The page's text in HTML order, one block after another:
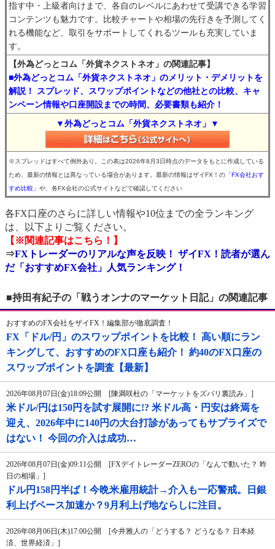
指す中・上級者向けまで、各自のレベルにあわせて受講できる学習
コンテンツも魅力です。比較チャートや相場の先行きを予測してく
れる機能など、取引をサポートしてくれるツールも充実していま
す。
【外為どっとコム「外貨ネクストネオ」の関連記事】
■外為どっとコム「外貨ネクストネオ」のメリット・デメリットを
解説！ スプレッド、スワップポイントなどの他社との比較、キャ
ンペーン情報や口座開設までの時間、必要書類も紹介！
▼外為どっとコム「外貨ネクストネオ」▼
※スプレッドはすべて例外あり。この表は2026年8月3日時点のデータをもとに作成している
ため、最新の情報とは異なっている場合があります。最新の情報はザイFX！の 「FX会社おす
すめ比較」 や、各FX会社の公式サイトなどで確認してください
各FX口座のさらに詳しい情報や10位までの全ランキング
は、以下よりご覧ください。
【※関連記事はこちら！】
⇒FXトレーダーのリアルな声を反映！ ザイFX！読者が選ん
だ「おすすめFX会社」人気ランキング！
■持田有紀子の「戦うオンナのマーケット日記」の関連記事
おすすめのFX会社をザイFX！編集部が徹底調査！
FX「ドル/円」のスワップポイントを比較！ 高い順にラン
キングして、おすすめのFX口座も紹介！ 約40のFX口座の
スワップポイントを調査【最新】
2026年08月07日(金)18:09公開 [陳満咲杜の「マーケットをズバリ裏読み」]
米ドル/円は150円を試す展開に!? 米ドル高・円安は終焉を
迎え、2026年中に140円の大台打診があってもサプライズで
はない！ 今回の介入は成功…
2026年08月07日(金)09:11公開 [FXデイトレーダーZEROの「なんで動いた？ 昨
日の相場」]
ドル円158円半ば！今晩米雇用統計→介入も一応警戒。日銀
利上げペース加速か？9月利上げ地ならしに注目。
2026年08月06日(木)17:00公開 [今井雅人の「どうする？ どうなる？ 日本経
済、世界経済」]